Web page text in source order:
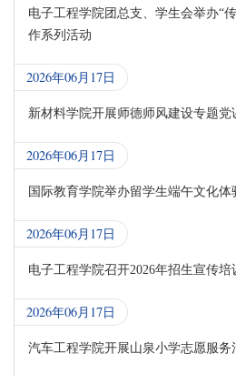
电子工程学院团总支、学生会举办“
作系列活动
2026年06月17日
新材料学院开展师德师风建设专题党
2026年06月17日
国际教育学院举办留学生端午文化体
2026年06月17日
电子工程学院召开2026年招生宣传培
2026年06月17日
汽车工程学院开展山泉小学志愿服务